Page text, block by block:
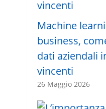
Machine
business,
dati aziendali
vincenti
26 Maggio 2026